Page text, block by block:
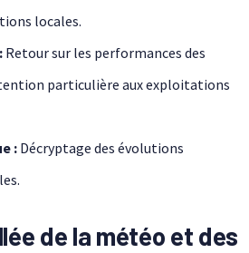
locales.
Retour sur les performances des
particulière aux exploitations
:Décryptage des évolutions
de la météo et des